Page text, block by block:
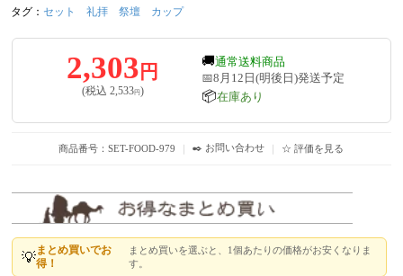
タグ： セット 礼拝 祭壇 カップ
2,303 円
(税込 2,533円)
🚚通常送料商品
📅8月12日(明後日)発送予定
📦在庫あり
商品番号：SET-FOOD-979 ｜ ✒️ お問い合わせ ｜ ☆ 評価を見る
💡まとめ買いでお
得！
まとめ買いを選ぶと、1個あたりの価格がお安くなりま
す。